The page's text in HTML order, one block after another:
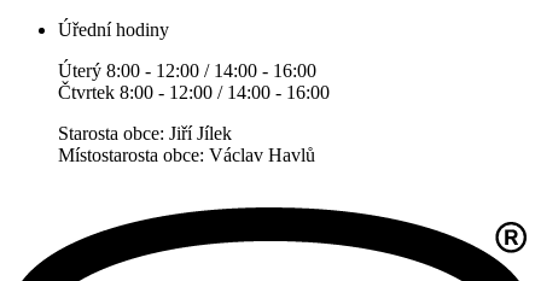
Úřední hodiny
Úterý 8:00 - 12:00 / 14:00 - 16:00
Čtvrtek 8:00 - 12:00 / 14:00 - 16:00
Starosta obce: Jiří Jílek
Místostarosta obce: Václav Havlů